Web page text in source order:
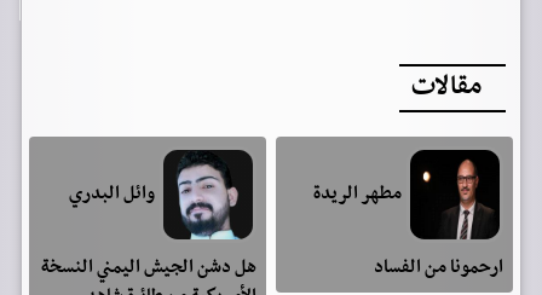
مقالات
مطهر الريدة
ارحمونا من الفساد
وائل البدري
هل دشن الجيش اليمني النسخة